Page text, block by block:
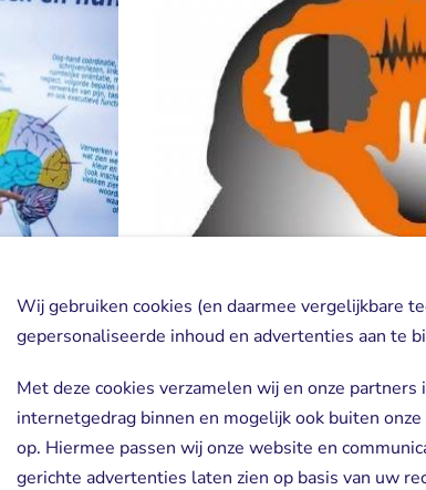
Wij gebruiken cookies (en daarmee vergelijkbare
gepersonaliseerde inhoud en advertenties aan te
Met deze cookies verzamelen wij en onze
internetgedrag binnen en mogelijk ook buiten
op. Hiermee passen wij onze website en
gerichte advertenties laten zien op basis van uw
07 september 2026